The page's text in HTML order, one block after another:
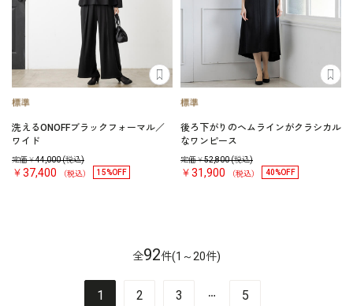
洗えるONOFFブラックフォーマル／
ワイド
定価￥44,000(税込)
￥37,400 （税込） 15%OFF
後ろ下がりのヘムラインがクラシカル
なワンピース
定価￥52,800(税込)
￥31,900 （税込） 40%OFF
全92件(1～20件)
1 2 3 5